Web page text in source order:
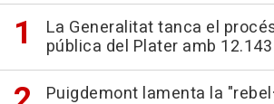
La Generalitat tanca el
pública del Plater amb
Puigdemont lamenta la